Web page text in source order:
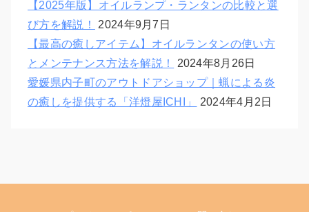
【2025年版】オイルランプ・ランタンの比較と選
び方を解説！
2024年9月7日
【最高の癒しアイテム】オイルランタンの使い方
とメンテナンス方法を解説！
2024年8月26日
愛媛県内子町のアウトドアショップ｜蝋による炎
の癒しを提供する「洋燈屋ICHI」
2024年4月2日